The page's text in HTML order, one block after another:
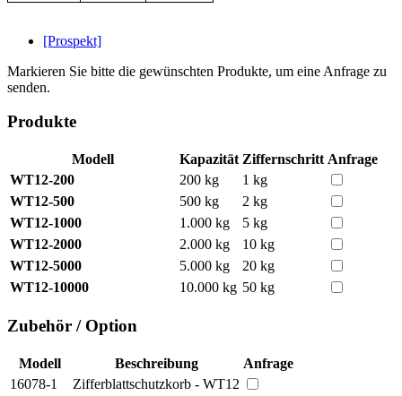
[Prospekt]
Markieren Sie bitte die gewünschten Produkte, um eine Anfrage zu
senden.
Produkte
Modell Kapazität Ziffernschritt Anfrage
WT12-200
200 kg
1 kg
WT12-500
500 kg
2 kg
WT12-1000
1.000 kg
5 kg
WT12-2000
2.000 kg
10 kg
WT12-5000
5.000 kg
20 kg
WT12-10000
10.000 kg 50 kg
Zubehör / Option
Modell Beschreibung
Anfrage
16078-1
Zifferblattschutzkorb - WT12